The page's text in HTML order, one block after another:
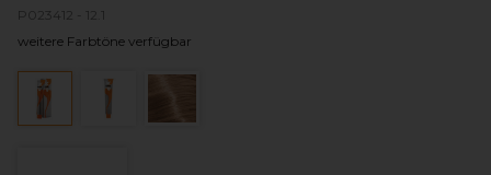
P023412 - 12.1
weitere Farbtöne verfügbar